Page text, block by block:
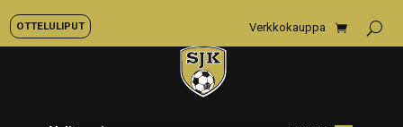
OTTELULIPUT Verkkokauppa